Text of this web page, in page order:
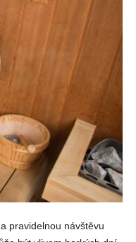
pravidelnou návštěvu